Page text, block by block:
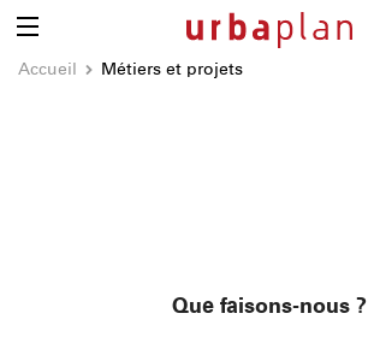
Accueil Métiers et projets
Que faisons-nous ?